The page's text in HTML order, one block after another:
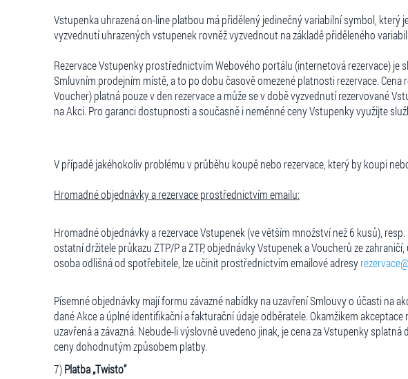
Vstupenka uhrazená on-line platbou má přidělený jedinečný variabilní symbol,
vyzvednutí uhrazených vstupenek rovněž vyzvednout na základě přiděleného
Rezervace Vstupenky prostřednictvím Webového portálu (internetová rezervace)
Smluvním prodejním místě, a to po dobu časově omezené platnosti rezervace.
Voucher) platná pouze v den rezervace a může se v době vyzvednutí rezervované
na Akci. Pro garanci dostupnosti a současně i neměnné ceny Vstupenky využijte
V případě jakéhokoliv problému v průběhu koupě nebo rezervace, který by koupi
Hromadné objednávky a rezervace prostřednictvím emailu:
Hromadné objednávky a rezervace Vstupenek (ve větším množství než 6 kusů),
ostatní držitele průkazu ZTP/P a ZTP, objednávky Vstupenek a Voucherů ze
osoba odlišná od spotřebitele, lze učinit prostřednictvím emailové adresy
Písemné objednávky mají formu závazné nabídky na uzavření Smlouvy o účasti na
dané Akce a úplné identifikační a fakturační údaje odběratele. Okamžikem
uzavřená a závazná. Nebude-li výslovně uvedeno jinak, je cena za Vstupenky
ceny dohodnutým způsobem platby.
7)Platba „Twisto“